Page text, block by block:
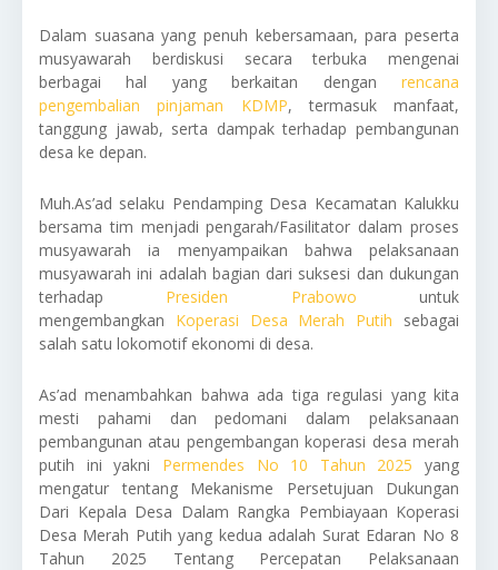
Dalam suasana yang penuh kebersamaan, para peserta
musyawarah berdiskusi secara terbuka mengenai
berbagai hal yang berkaitan dengan rencana
pengembalian pinjaman KDMP, termasuk manfaat,
tanggung jawab, serta dampak terhadap pembangunan
desa ke depan.
Muh.As’ad selaku Pendamping Desa Kecamatan Kalukku
bersama tim menjadi pengarah/Fasilitator dalam proses
musyawarah ia menyampaikan bahwa pelaksanaan
musyawarah ini adalah bagian dari suksesi dan dukungan
terhadap Presiden Prabowo untuk
mengembangkan Koperasi Desa Merah Putih sebagai
salah satu lokomotif ekonomi di desa.
As’ad menambahkan bahwa ada tiga regulasi yang kita
mesti pahami dan pedomani dalam pelaksanaan
pembangunan atau pengembangan koperasi desa merah
putih ini yakni Permendes No 10 Tahun 2025 yang
mengatur tentang Mekanisme Persetujuan Dukungan
Dari Kepala Desa Dalam Rangka Pembiayaan Koperasi
Desa Merah Putih yang kedua adalah Surat Edaran No 8
Tahun 2025 Tentang Percepatan Pelaksanaan